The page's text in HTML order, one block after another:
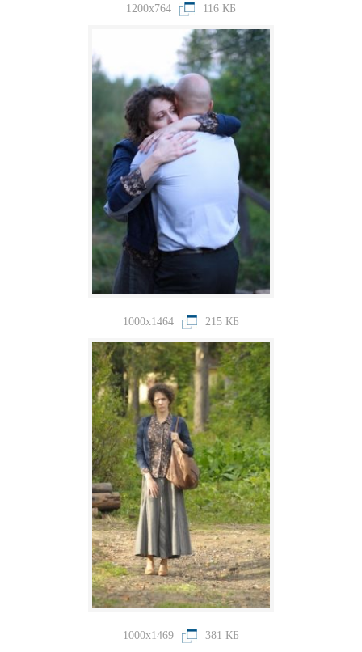
1200x764 116 КБ
1000x1464 215 КБ
1000x1469 381 КБ